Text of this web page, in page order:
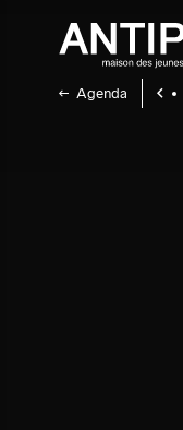
Agenda